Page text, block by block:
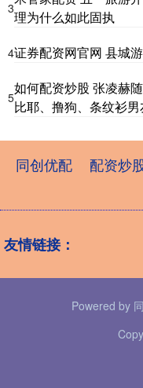
3理为什么如此固执
4证券配资网官网 县城
5
如何配资炒股 张凌赫
比耶、撸狗、条纹衫
同创优配 配资炒
友情链接：
Powered by